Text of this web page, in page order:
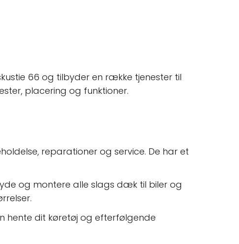
66 og tilbyder en række tjenester til
placering og funktioner.
reparationer og service. De har et
og montere alle slags dæk til biler og
hente dit køretøj og efterfølgende